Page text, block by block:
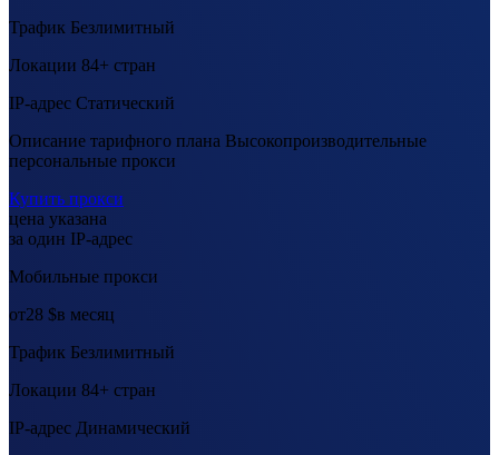
Трафик Безлимитный
Локации 84+ стран
IP-адрес Статический
Описание тарифного плана Высокопроизводительные
персональные прокси
Купить прокси
цена указана
за один IP-адрес
Мобильные прокси
от28 $в месяц
Трафик Безлимитный
Локации 84+ стран
IP-адрес Динамический